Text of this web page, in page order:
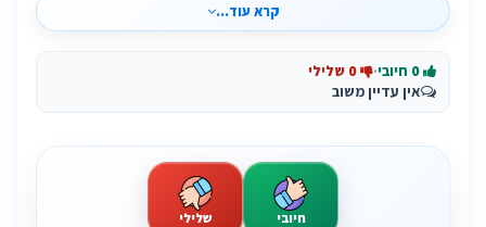
קרא עוד...
·
אין עדיין משוב
חיובי שלילי